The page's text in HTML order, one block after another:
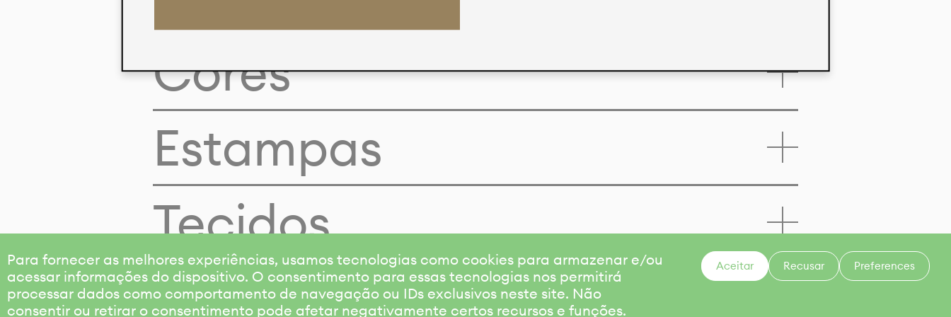
Para fornecer as melhores experiências, usamos tecnologias como cookies para armazenar e/ou
acessar informações do dispositivo. O consentimento para essas tecnologias nos permitirá
processar dados como comportamento de navegação ou IDs exclusivos neste site. Não
consentir ou retirar o consentimento pode afetar negativamente certos recursos e funções.
Aceitar Recusar Preferences
Cores
Estampas
Tecidos